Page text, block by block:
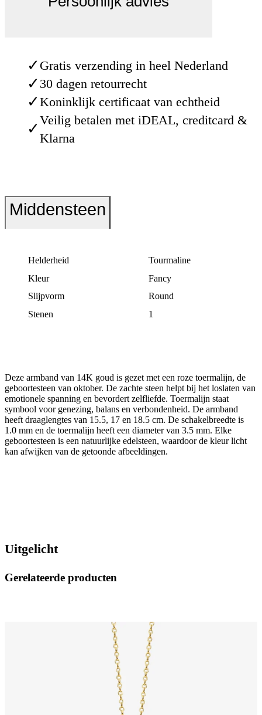
✓ Gratis verzending in heel Nederland
✓ 30 dagen retourrecht
✓Koninklijk certificaat van echtheid
✓
Veilig betalen met iDEAL, creditcard &
Klarna
Middensteen
Helderheid
Tourmaline
Kleur
Fancy
Slijpvorm
Round
Stenen
1
Deze armband van 14K goud is gezet met een roze toermalijn, de
geboortesteen van oktober. De zachte steen helpt bij het loslaten van
emotionele spanning en bevordert zelfliefde. Toermalijn staat
symbool voor genezing, balans en verbondenheid. De armband
heeft draaglengtes van 15.5, 17 en 18.5 cm. De schakelbreedte is
1.0 mm en de toermalijn heeft een diameter van 3.5 mm. Elke
geboortesteen is een natuurlijke edelsteen, waardoor de kleur licht
kan afwijken van de getoonde afbeeldingen.
Uitgelicht
Gerelateerde producten